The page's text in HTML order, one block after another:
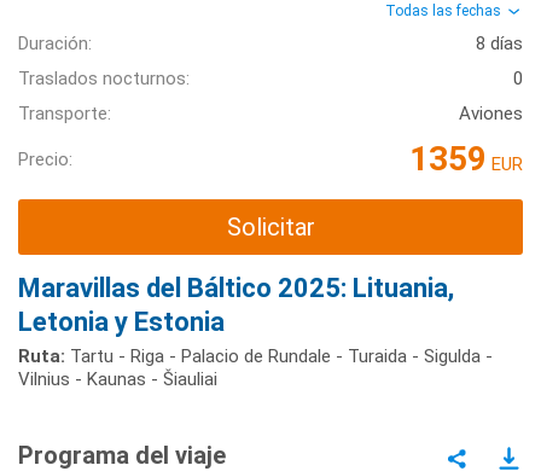
Todas las fechas
Duración:
8 días
Traslados nocturnos:
0
Transporte:
Aviones
Precio: 1359 EUR
Solicitar
Maravillas del Báltico 2025: Lituania,
Letonia y Estonia
Ruta: Tartu - Riga - Palacio de Rundale - Turaida - Sigulda -
Vilnius - Kaunas - Šiauliai
Programa del viaje